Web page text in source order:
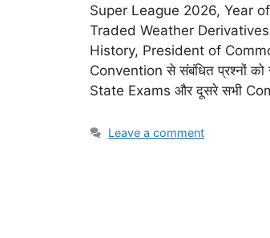
Super League 2026, Year
Traded Weather
History, President of
Convention से संबंधित प्रश्नों को
State Exams और दूसरे सभी
Leave a comment